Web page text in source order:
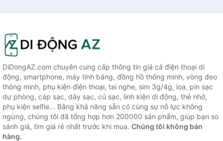
DiDongAZ.com chuyên cung cấp thông tin giá cả điện thoại di
động, smartphone, máy tính bảng, đồng hồ thông minh, vòng đeo
thông minh, phụ kiện điện thoại, tai nghe, sim 3g/4g, loa, pin sạc
dự phòng, cáp sạc, dây sạc, củ sạc, linh kiện di động, thẻ nhớ,
phụ kiện selfie... Bằng khả năng sẵn có cùng sự nỗ lực không
ngừng, chúng tôi đã tổng hợp hơn 200000 sản phẩm, giúp bạn so
sánh giá, tìm giá rẻ nhất trước khi mua. Chúng tôi không bán
hàng.